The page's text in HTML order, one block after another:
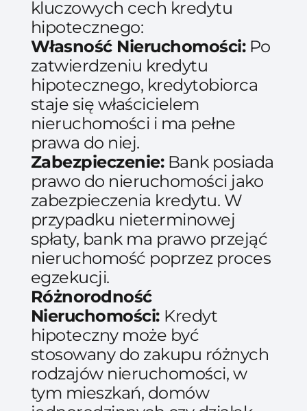
kluczowych cech kredytu
hipotecznego:
Własność Nieruchomości:Po
zatwierdzeniu kredytu
hipotecznego, kredytobiorca
staje się właścicielem
nieruchomości i ma pełne
prawa do niej.
Zabezpieczenie:Bank posiada
prawo do nieruchomości jako
zabezpieczenia kredytu. W
przypadku nieterminowej
spłaty, bank ma prawo przejąć
nieruchomość poprzez proces
egzekucji.
Różnorodność
Nieruchomości: Kredyt
hipoteczny może być
stosowany do zakupu różnych
rodzajów nieruchomości, w
tym mieszkań, domów